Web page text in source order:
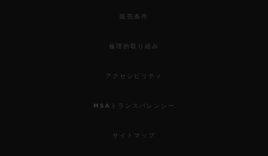
販売条件
倫理的取り組み
アクセシビリティ
MSAトランスパレンシー
サイトマップ